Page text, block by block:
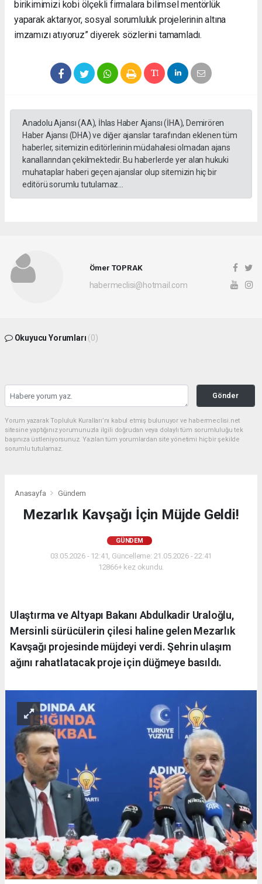
birikimimizi kobi ölçekli firmalara bilimsel mentörlük
yaparak aktarıyor, sosyal sorumluluk projelerinin altına
imzamızı atıyoruz” diyerek sözlerini tamamladı.
Anadolu Ajansı (AA), İhlas Haber Ajansı (İHA), Demirören
Haber Ajansı (DHA) ve diğer ajanslar tarafından eklenen tüm
haberler, sitemizin editörlerinin müdahalesi olmadan ajans
kanallarından çekilmektedir. Bu haberlerde yer alan hukuki
muhataplar haberi geçen ajanslar olup sitemizin hiç bir
editörü sorumlu tutulamaz...
Ömer TOPRAK
habermeclisi@hotmail.com
Okuyucu Yorumları (0)
Gönder
Yorum yazarak Topluluk Kuralları’nı kabul etmiş bulunuyor ve habermeclisi.net
sitesine yaptığınız yorumunuzla ilgili doğrudan veya dolaylı tüm sorumluluğu tek
başınıza üstleniyorsunuz. Yazılan tüm yorumlardan site yönetimi hiçbir şekilde
sorumlu tutulamaz.
Anasayfa Gündem
Mezarlık Kavşağı İçin Müjde Geldi!
GÜNDEM
03.05.2026 - 12:41, Güncelleme: 21.05.2026 - 22:41
12866+ kez okundu.
Ulaştırma ve Altyapı Bakanı Abdulkadir Uraloğlu,
Mersinli sürücülerin çilesi haline gelen Mezarlık
Kavşağı projesinde müjdeyi verdi. Şehrin ulaşım
ağını rahatlatacak proje için düğmeye basıldı.